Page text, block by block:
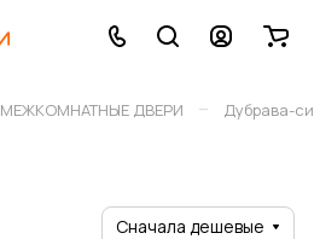
МЕЖКОМНАТНЫЕ ДВЕРИ – Дубрава-
Сначала дешевые